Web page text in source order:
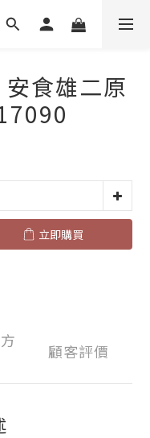
食雄二原
立即購買
顧客評價